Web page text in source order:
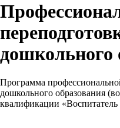
дошкольного
Программа
дошкольного образования
квалификации «Воспитатель